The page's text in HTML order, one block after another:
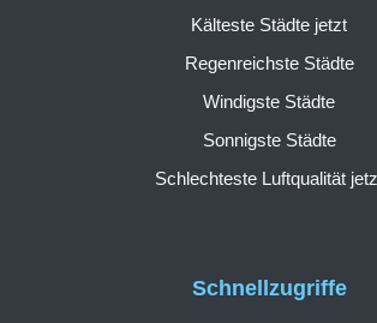
Schnellzugriffe
Kälteste Städte jetzt
Regenreichste Städte
Windigste Städte
Sonnigste Städte
Schlechteste Luftqualität